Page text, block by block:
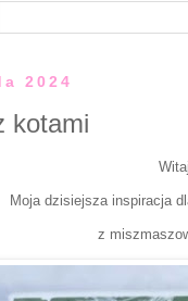
2024
kotami
Moja dzisiejsza inspiracja
z